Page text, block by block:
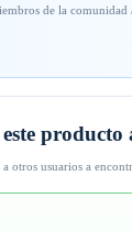
de la comunidad
producto
otros usuarios a